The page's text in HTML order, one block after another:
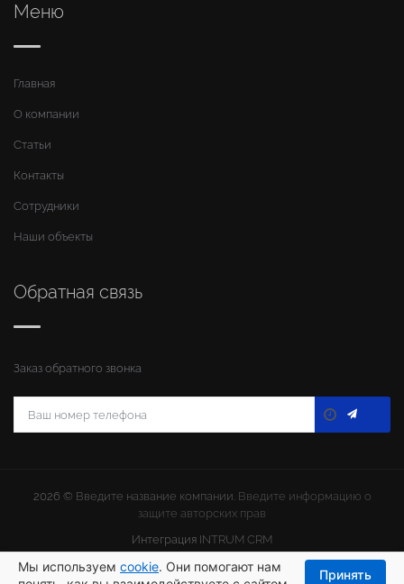
Мы используем cookie. Они помогают нам
Принять
Меню
Главная
О компании
Статьи
Контакты
Сотрудники
Наши объекты
Обратная связь
Заказ обратного звонка
2026 © Введите название компании. Введите информацию о
защите авторских прав
Интеграция INTRUM CRM